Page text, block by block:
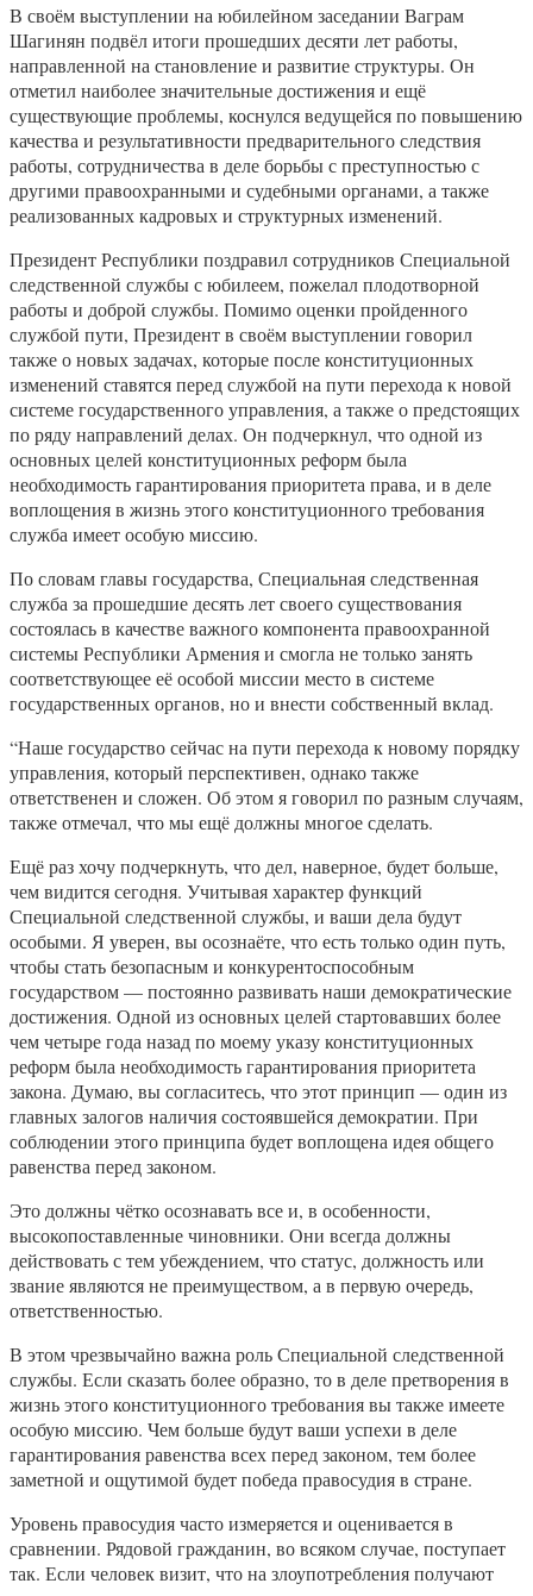
В своём выступлении на юбилейном заседании Ваграм
Шагинян подвёл итоги прошедших десяти лет работы,
направленной на становление и развитие структуры. Он
отметил наиболее значительные достижения и ещё
существующие проблемы, коснулся ведущейся по повышению
качества и результативности предварительного следствия
работы, сотрудничества в деле борьбы с преступностью с
другими правоохранными и судебными органами, а также
реализованных кадровых и структурных изменений.
Президент Республики поздравил сотрудников Специальной
следственной службы с юбилеем, пожелал плодотворной
работы и доброй службы. Помимо оценки пройденного
службой пути, Президент в своём выступлении говорил
также о новых задачах, которые после конституционных
изменений ставятся перед службой на пути перехода к новой
системе государственного управления, а также о предстоящих
по ряду направлений делах. Он подчеркнул, что одной из
основных целей конституционных реформ была
необходимость гарантирования приоритета права, и в деле
воплощения в жизнь этого конституционного требования
служба имеет особую миссию.
По словам главы государства, Специальная следственная
служба за прошедшие десять лет своего существования
состоялась в качестве важного компонента правоохранной
системы Республики Армения и смогла не только занять
соответствующее её особой миссии место в системе
государственных органов, но и внести собственный вклад.
“Наше государство сейчас на пути перехода к новому порядку
управления, который перспективен, однако также
ответственен и сложен. Об этом я говорил по разным случаям,
также отмечал, что мы ещё должны многое сделать.
Ещё раз хочу подчеркнуть, что дел, наверное, будет больше,
чем видится сегодня. Учитывая характер функций
Специальной следственной службы, и ваши дела будут
особыми. Я уверен, вы осознаёте, что есть только один путь,
чтобы стать безопасным и конкурентоспособным
государством — постоянно развивать наши демократические
достижения. Одной из основных целей стартовавших более
чем четыре года назад по моему указу конституционных
реформ была необходимость гарантирования приоритета
закона. Думаю, вы согласитесь, что этот принцип — один из
главных залогов наличия состоявшейся демократии. При
соблюдении этого принципа будет воплощена идея общего
равенства перед законом.
Это должны чётко осознавать все и, в особенности,
высокопоставленные чиновники. Они всегда должны
действовать с тем убеждением, что статус, должность или
звание являются не преимуществом, а в первую очередь,
ответственностью.
В этом чрезвычайно важна роль Специальной следственной
службы. Если сказать более образно, то в деле претворения в
жизнь этого конституционного требования вы также имеете
особую миссию. Чем больше будут ваши успехи в деле
гарантирования равенства всех перед законом, тем более
заметной и ощутимой будет победа правосудия в стране.
Уровень правосудия часто измеряется и оценивается в
сравнении. Рядовой гражданин, во всяком случае, поступает
так. Если человек визит, что на злоупотребления получают